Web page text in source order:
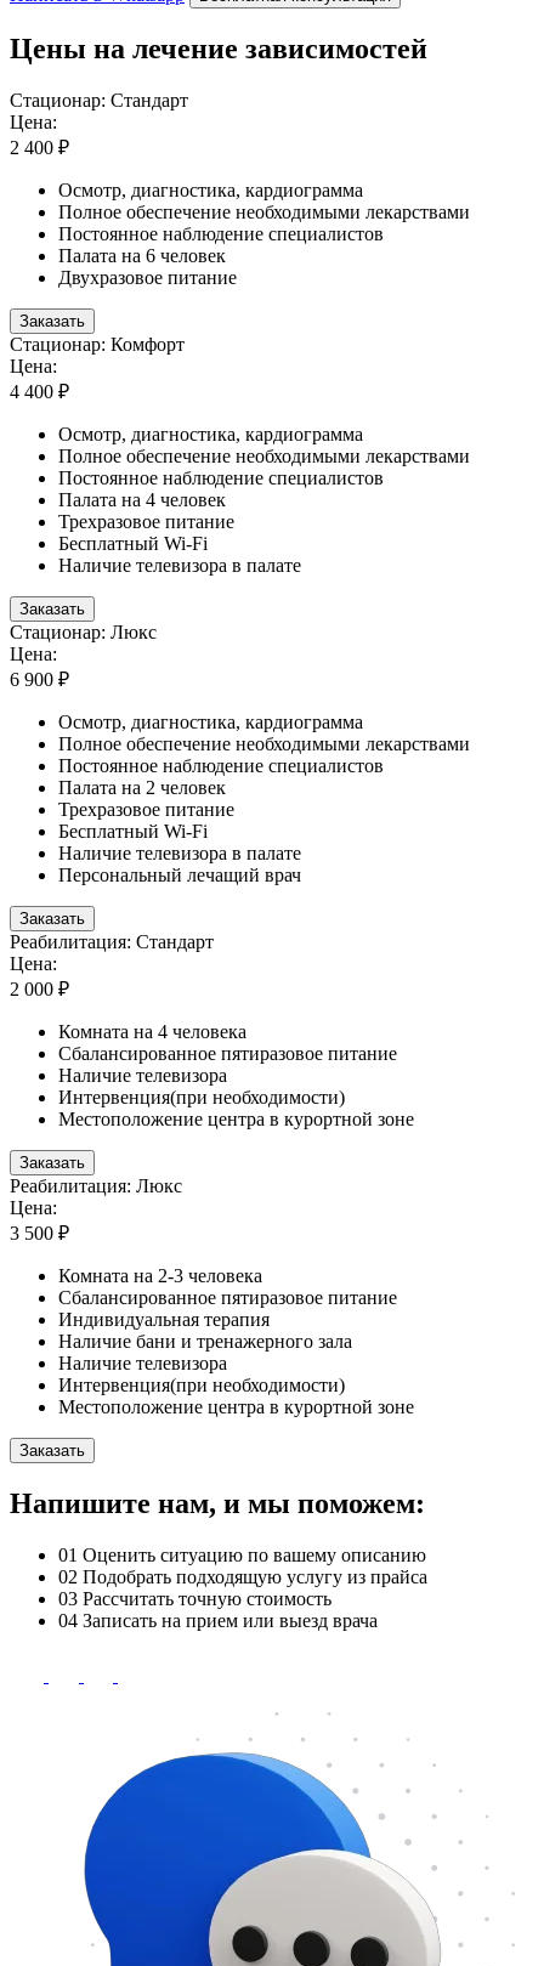
Цены на лечение зависимостей
Стационар: Стандарт
Цена:
2 400 ₽
Осмотр, диагностика, кардиограмма
Полное обеспечение необходимыми лекарствами
Постоянное наблюдение специалистов
Палата на 6 человек
Двухразовое питание
Заказать
Стационар: Комфорт
Цена:
4 400 ₽
Осмотр, диагностика, кардиограмма
Полное обеспечение необходимыми лекарствами
Постоянное наблюдение специалистов
Палата на 4 человек
Трехразовое питание
Бесплатный Wi-Fi
Наличие телевизора в палате
Заказать
Стационар: Люкс
Цена:
6 900 ₽
Осмотр, диагностика, кардиограмма
Полное обеспечение необходимыми лекарствами
Постоянное наблюдение специалистов
Палата на 2 человек
Трехразовое питание
Бесплатный Wi-Fi
Наличие телевизора в палате
Персональный лечащий врач
Заказать
Реабилитация: Стандарт
Цена:
2 000 ₽
Комната на 4 человека
Сбалансированное пятиразовое питание
Наличие телевизора
Интервенция(при необходимости)
Местоположение центра в курортной зоне
Заказать
Реабилитация: Люкс
Цена:
3 500 ₽
Комната на 2-3 человека
Сбалансированное пятиразовое питание
Индивидуальная терапия
Наличие бани и тренажерного зала
Наличие телевизора
Интервенция(при необходимости)
Местоположение центра в курортной зоне
Заказать
Напишите нам, и мы поможем:
01 Оценить ситуацию по вашему описанию
02 Подобрать подходящую услугу из прайса
03 Рассчитать точную стоимость
04 Записать на прием или выезд врача